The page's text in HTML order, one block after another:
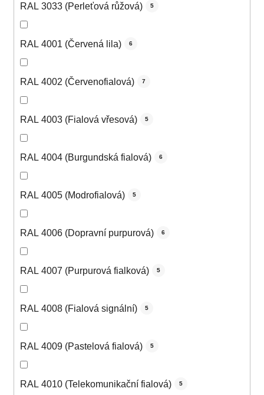
RAL 3033 (Perleťová růžová) 5
RAL 4001 (Červená lila) 6
RAL 4002 (Červenofialová) 7
RAL 4003 (Fialová vřesová) 5
RAL 4004 (Burgundská fialová) 6
RAL 4005 (Modrofialová) 5
RAL 4006 (Dopravní purpurová) 6
RAL 4007 (Purpurová fialková) 5
RAL 4008 (Fialová signální) 5
RAL 4009 (Pastelová fialová) 5
RAL 4010 (Telekomunikační fialová) 5